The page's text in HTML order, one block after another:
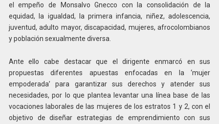
el empeño de Monsalvo Gnecco con la consolidación de la
equidad, la igualdad, la primera infancia, niñez, adolescencia,
juventud, adulto mayor, discapacidad, mujeres, afrocolombianos
y población sexualmente diversa.
Ante ello cabe destacar que el dirigente enmarcó en sus
propuestas diferentes apuestas enfocadas en la ‘mujer
empoderada’ para garantizar sus derechos y atender sus
necesidades, por lo que plantea levantar una línea base de las
vocaciones laborales de las mujeres de los estratos 1 y 2, con el
objetivo de diseñar estrategias de emprendimiento con sus